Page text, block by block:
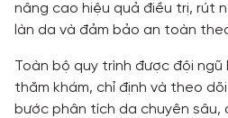
nâng cao hiệu quả điều trị, rút
làn da và đảm bảo an toàn
Toàn bộ quy trình được đội
thăm khám, chỉ định và theo
bước phân tích da chuyên sâu,